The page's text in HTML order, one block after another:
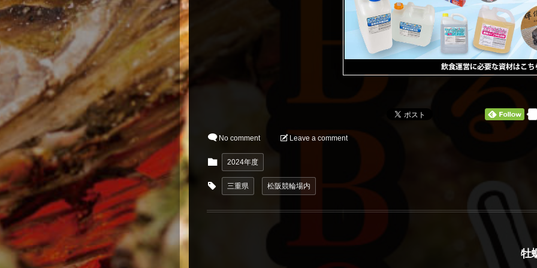
No comment Leave a comment
2024年度
三重県 松阪競輪場内
牡